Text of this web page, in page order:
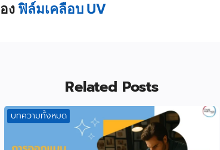
งฟิล์มเคลือบ UV
Related Posts
บทความทั้งหมด